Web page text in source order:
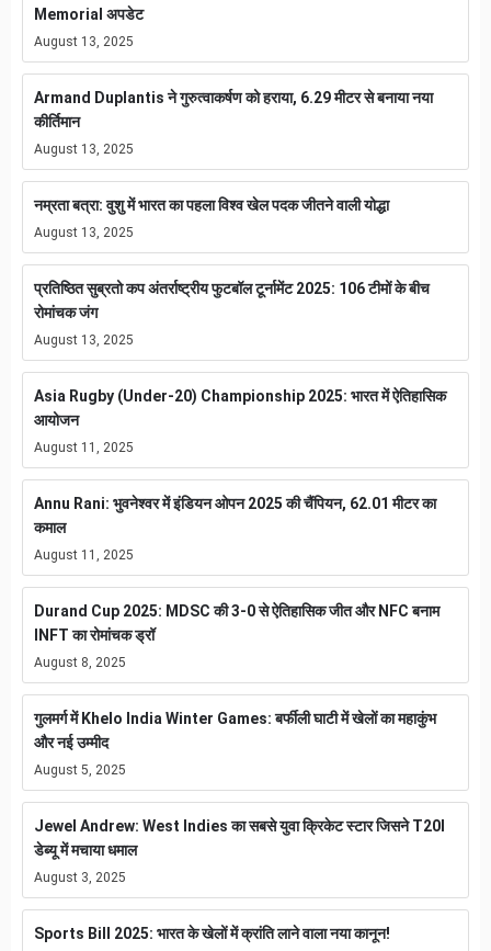
Memorial अपडेट
August 13, 2025
Armand Duplantis ने गुरुत्वाकर्षण को हराया, 6.29 मीटर से बनाया नया
कीर्तिमान
August 13, 2025
नम्रता बत्रा: वुशु में भारत का पहला विश्व खेल पदक जीतने वाली योद्धा
August 13, 2025
प्रतिष्ठित सुब्रतो कप अंतर्राष्ट्रीय फुटबॉल टूर्नामेंट 2025: 106 टीमों के बीच
रोमांचक जंग
August 13, 2025
Asia Rugby (Under-20) Championship 2025: भारत में ऐतिहासिक
आयोजन
August 11, 2025
Annu Rani: भुवनेश्वर में इंडियन ओपन 2025 की चैंपियन, 62.01 मीटर का
कमाल
August 11, 2025
Durand Cup 2025: MDSC की 3-0 से ऐतिहासिक जीत और NFC बनाम
INFT का रोमांचक ड्रॉ
August 8, 2025
गुलमर्ग में Khelo India Winter Games: बर्फीली घाटी में खेलों का महाकुंभ
और नई उम्मीद
August 5, 2025
Jewel Andrew: West Indies का सबसे युवा क्रिकेट स्टार जिसने T20I
डेब्यू में मचाया धमाल
August 3, 2025
Sports Bill 2025: भारत के खेलों में क्रांति लाने वाला नया कानून!